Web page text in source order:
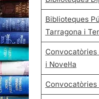
Biblioteques
Tarragona i
Convocatòries
i Novel·la
Convocatòries